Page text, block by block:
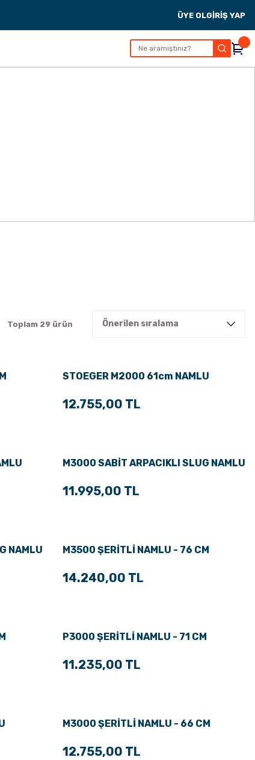
ÜYE OLGİRİŞ YAP
Toplam 29 ürün
STOEGER M2000 61cm NAMLU
12.755,00 TL
M3000 SABİT ARPACIKLI SLUG NAMLU
11.995,00 TL
NAMLU M3500 ŞERİTLİ NAMLU - 76 CM
14.240,00 TL
P3000 ŞERİTLİ NAMLU - 71 CM
11.235,00 TL
M3000 ŞERİTLİ NAMLU - 66 CM
12.755,00 TL